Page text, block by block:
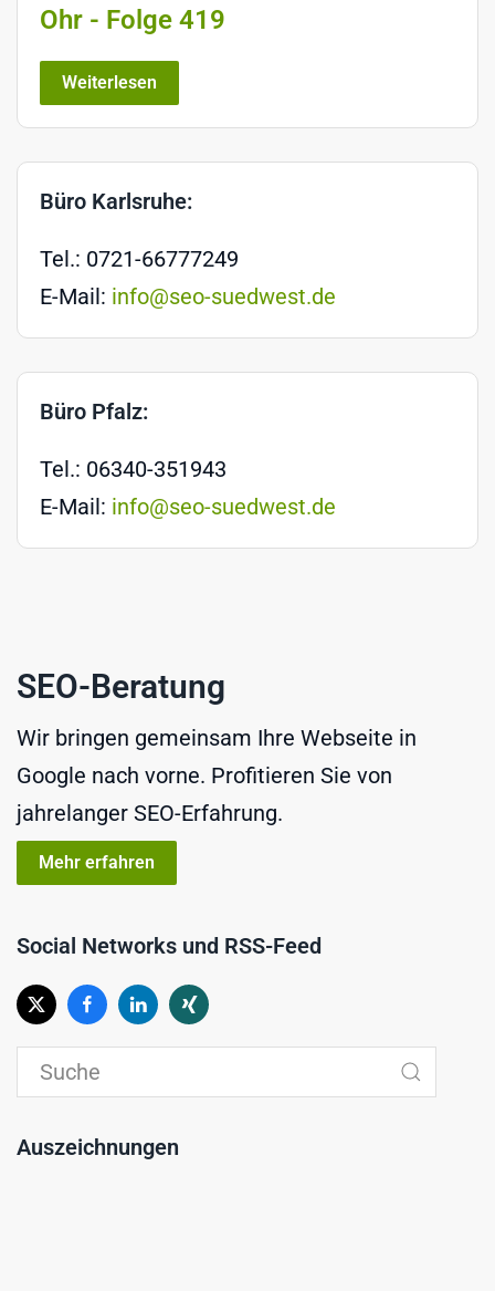
Ohr - Folge 419
Weiterlesen
Büro Karlsruhe:
Tel.: 0721-66777249
E-Mail: info@seo-suedwest.de
Büro Pfalz:
Tel.: 06340-351943
E-Mail: info@seo-suedwest.de
SEO-Beratung
Wir bringen gemeinsam Ihre Webseite in
Google nach vorne. Profitieren Sie von
jahrelanger SEO-Erfahrung.
Mehr erfahren
Social Networks und RSS-Feed
Auszeichnungen